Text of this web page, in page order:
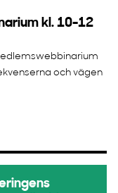
kl. 10-12
och vägen